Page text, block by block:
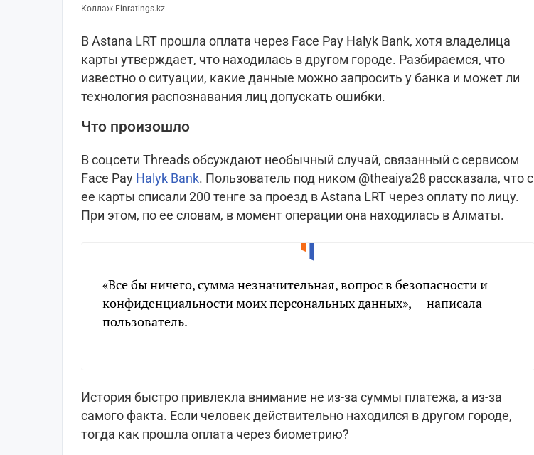
Коллаж Finratings.kz
В Astana LRT прошла оплата через Face Pay Halyk Bank, хотя владелица
карты утверждает, что находилась в другом городе. Разбираемся, что
известно о ситуации, какие данные можно запросить у банка и может ли
технология распознавания лиц допускать ошибки.
Что произошло
В соцсети Threads обсуждают необычный случай, связанный с сервисом
Face Pay Halyk Bank. Пользователь под ником @theaiya28 рассказала, что с
ее карты списали 200 тенге за проезд в Astana LRT через оплату по лицу.
При этом, по ее словам, в момент операции она находилась в Алматы.
«Все бы ничего, сумма незначительная, вопрос в безопасности и
конфиденциальности моих персональных данных», — написала
пользователь.
История быстро привлекла внимание не из-за суммы платежа, а из-за
самого факта. Если человек действительно находился в другом городе,
тогда как прошла оплата через биометрию?